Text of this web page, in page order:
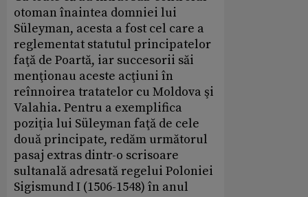
otoman înaintea domniei lui
Süleyman, acesta a fost cel care a
reglementat statutul principatelor
faţă de Poartă, iar succesorii săi
menţionau aceste acţiuni în
reînnoirea tratatelor cu Moldova şi
Valahia. Pentru a exemplifica
poziţia lui Süleyman faţă de cele
două principate, redăm următorul
pasaj extras dintr-o scrisoare
sultanală adresată regelui Poloniei
Sigismund I (1506-1548) în anul